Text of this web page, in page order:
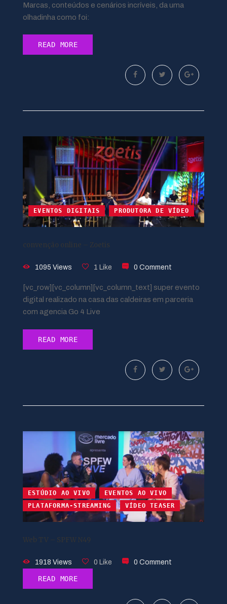
Marcas, conteúdos e cenários incríveis, da uma
olhadinha como foi:
READ MORE
EVENTOS DIGITAIS PRODUTORA DE VÍDEO
convenção online – Zoetis
1095 Views 1 Like 0 Comment
[vc_row][vc_column][vc_column_text] super evento
digital realizado na casa das caldeiras em parceria
com agencia Go 4 Live
READ MORE
ESTÚDIO AO VIVO
EVENTOS AO VIVO
PLATAFORMA-STREAMING
VÍDEO TEASER
Web TV – SPFW N49
1918 Views 0 Like 0 Comment
READ MORE